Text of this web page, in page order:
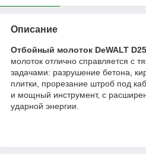
Описание
Отбойный молоток DeWALT
молоток отлично справляется с
задачами: разрушение бетона,
плитки, прорезание штроб под
и мощный инструмент, с
ударной энергии.